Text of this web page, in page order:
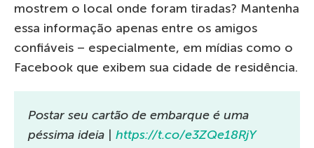
mostrem o local onde foram tiradas? Mantenha
essa informação apenas entre os amigos
confiáveis – especialmente, em mídias como o
Facebook que exibem sua cidade de residência.
Postar seu cartão de embarque é uma
péssima ideia | https://t.co/e3ZQe18RjY